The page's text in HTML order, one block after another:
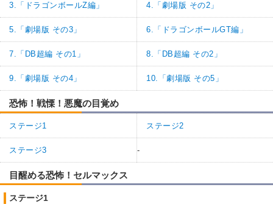
3.「ドラゴンボールZ編」 4.「劇場版 その2」
5.「劇場版 その3」 6.「ドラゴンボールGT編」
7.「DB超編 その1」 8.「DB超編 その2」
9.「劇場版 その4」 10.「劇場版 その5」
恐怖！戦慄！悪魔の目覚め
ステージ1 ステージ2
ステージ3 -
目醒める恐怖！セルマックス
ステージ1